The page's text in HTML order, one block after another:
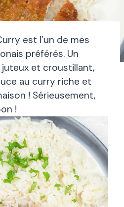
est l’un de mes
préférés. Un
et croustillant,
au curry riche et
! Sérieusement,
!